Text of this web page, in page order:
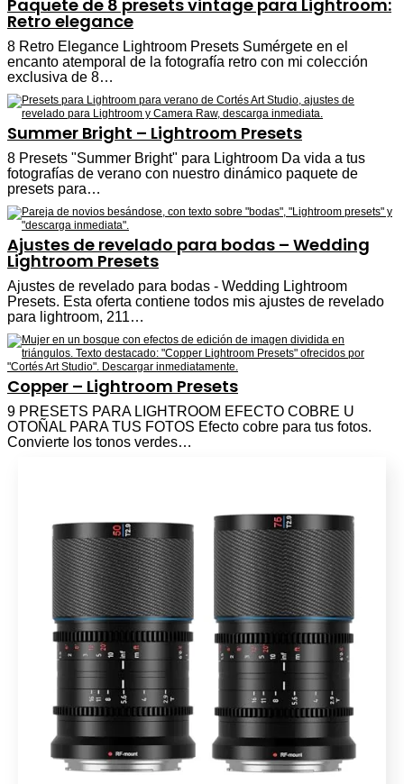
Paquete de 8 presets vintage para Lightroom:
Retro elegance
8 Retro Elegance Lightroom Presets Sumérgete en el
encanto atemporal de la fotografía retro con mi colección
exclusiva de 8…
Summer Bright – Lightroom Presets
8 Presets "Summer Bright" para Lightroom Da vida a tus
fotografías de verano con nuestro dinámico paquete de
presets para…
Ajustes de revelado para bodas – Wedding
Lightroom Presets
Ajustes de revelado para bodas - Wedding Lightroom
Presets. Esta oferta contiene todos mis ajustes de revelado
para lightroom, 211…
Copper – Lightroom Presets
9 PRESETS PARA LIGHTROOM EFECTO COBRE U
OTOÑAL PARA TUS FOTOS Efecto cobre para tus fotos.
Convierte los tonos verdes…